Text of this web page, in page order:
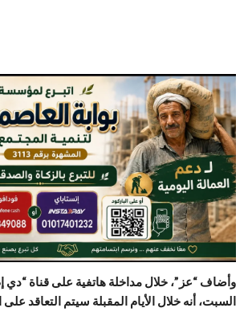
وأضاف “عز”، خلال مداخلة هاتفية على قناة “دي
السبت، أنه خلال الأيام المقبلة سيتم التعاقد